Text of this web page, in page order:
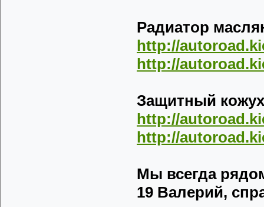
Радиатор
http://
http://
Защитный
http://
http://
Мы всегда
19 Валерий,